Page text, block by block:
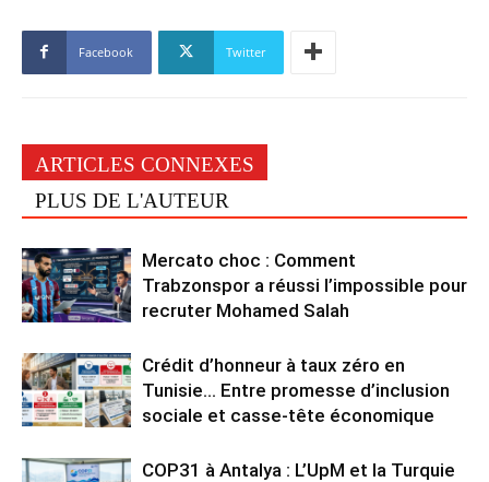
Facebook Twitter
ARTICLES CONNEXES
PLUS DE L'AUTEUR
Mercato choc : Comment
Trabzonspor a réussi l’impossible pour
recruter Mohamed Salah
Crédit d’honneur à taux zéro en
Tunisie… Entre promesse d’inclusion
sociale et casse-tête économique
COP31 à Antalya : L’UpM et la Turquie